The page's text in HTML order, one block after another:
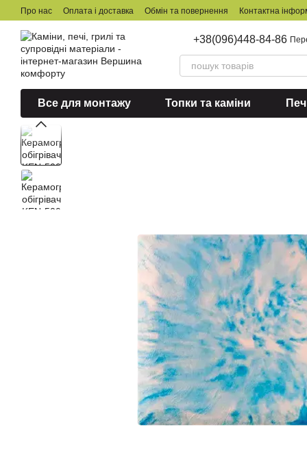
Перейти до основного контенту
Про нас Оплата і доставка Обмін та повернення Контактна
+38(096)448-84-86
Все для монтажу Топки та каміни